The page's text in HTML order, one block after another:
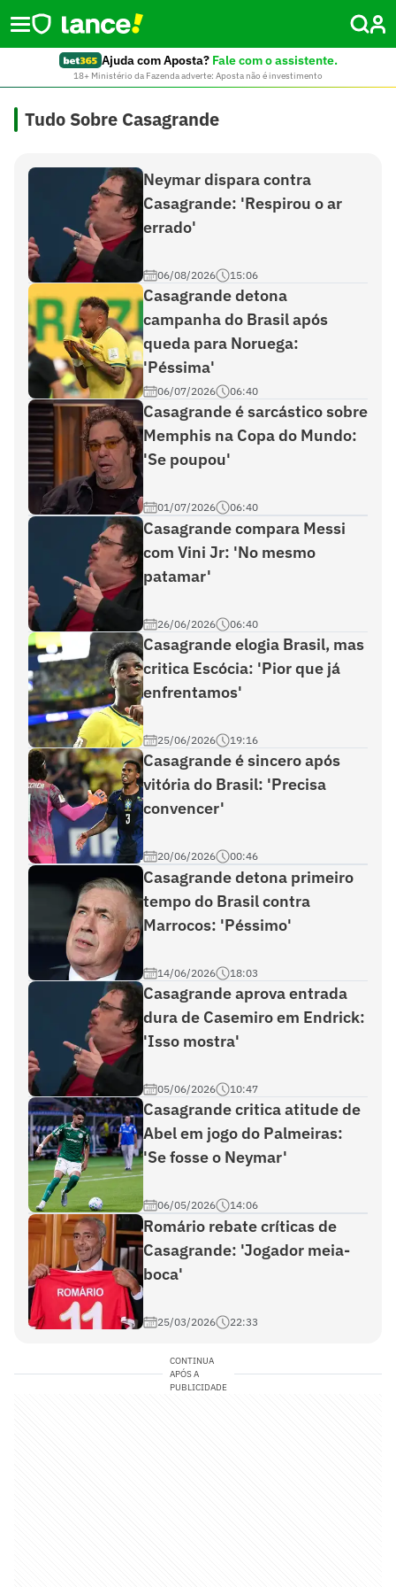
Ajuda com Aposta? Fale com o assistente.
18+ Ministério da Fazenda adverte: Aposta não é investimento
Tudo Sobre Casagrande
Neymar dispara contra
Casagrande: 'Respirou o ar
errado'
06/08/2026 15:06
Casagrande detona
campanha do Brasil após
queda para Noruega:
'Péssima'
06/07/2026 06:40
Casagrande é sarcástico sobre
Memphis na Copa do Mundo:
'Se poupou'
01/07/2026 06:40
Casagrande compara Messi
com Vini Jr: 'No mesmo
patamar'
26/06/2026 06:40
Casagrande elogia Brasil, mas
critica Escócia: 'Pior que já
enfrentamos'
25/06/2026 19:16
Casagrande é sincero após
vitória do Brasil: 'Precisa
convencer'
20/06/2026 00:46
Casagrande detona primeiro
tempo do Brasil contra
Marrocos: 'Péssimo'
14/06/2026 18:03
Casagrande aprova entrada
dura de Casemiro em Endrick:
'Isso mostra'
05/06/2026 10:47
Casagrande critica atitude de
Abel em jogo do Palmeiras:
'Se fosse o Neymar'
06/05/2026 14:06
Romário rebate críticas de
Casagrande: 'Jogador meia-
boca'
25/03/2026 22:33
CONTINUA
APÓS A
PUBLICIDADE